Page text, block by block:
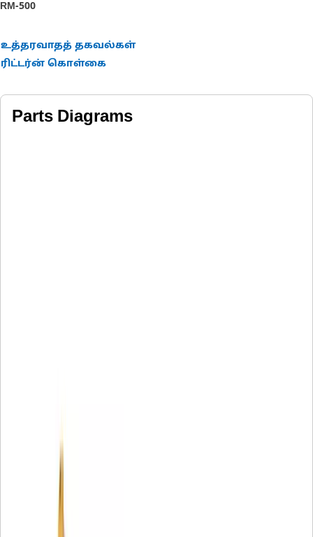
RM-500
உத்தரவாதத் தகவல்கள்
ரிட்டர்ன் கொள்கை
Parts Diagrams